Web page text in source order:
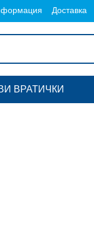
Доставка
ВРАТИЧКИ